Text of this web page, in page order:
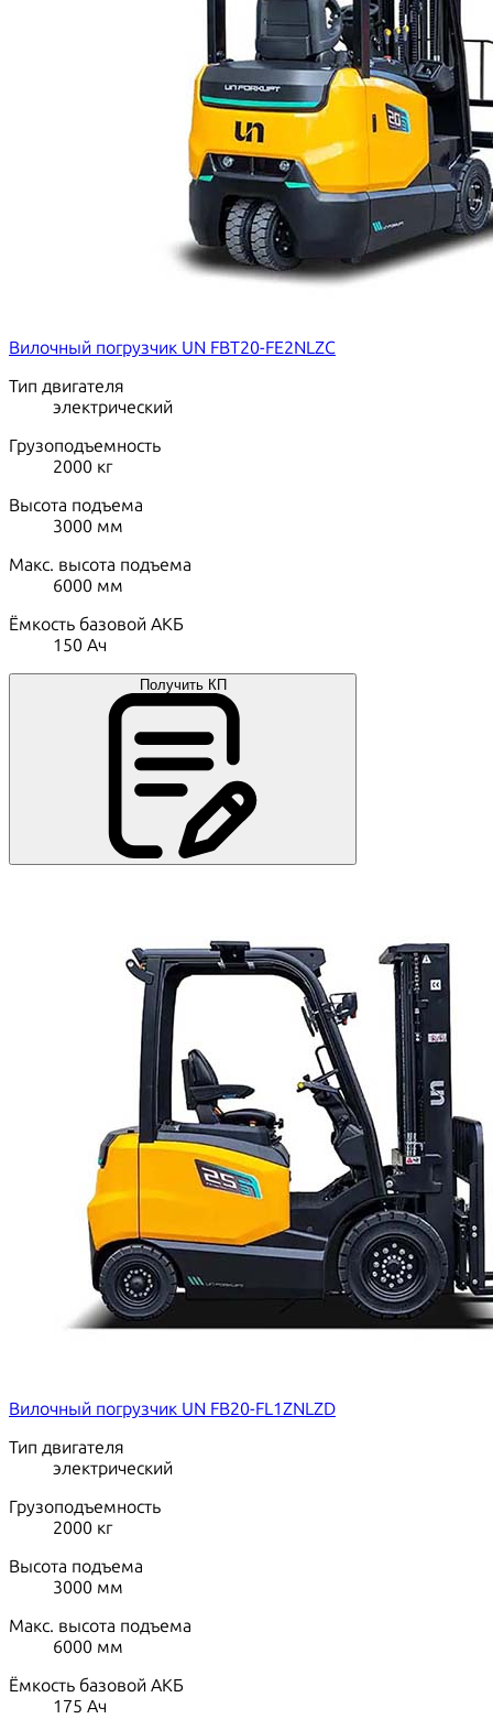
Вилочный погрузчик UN FBT20-FE2NLZC
Тип двигателя
электрический
Грузоподъемность
2000 кг
Высота подъема
3000 мм
Макс. высота подъема
6000 мм
Ёмкость базовой АКБ
150 Ач
Получить КП
Вилочный погрузчик UN FB20-FL1ZNLZD
Тип двигателя
электрический
Грузоподъемность
2000 кг
Высота подъема
3000 мм
Макс. высота подъема
6000 мм
Ёмкость базовой АКБ
175 Ач